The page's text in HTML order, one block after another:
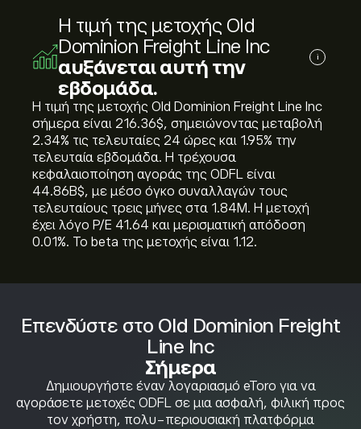
Επενδύστε στο Old Dominion Freight
Line Inc
Σήμερα
Δημιουργήστε έναν λογαριασμό eToro για να
αγοράσετε μετοχές ODFL σε μια ασφαλή, φιλική προς
τον χρήστη, πολυ-περιουσιακή πλατφόρμα
Η τιμή της μετοχής Old
Dominion Freight Line Inc
αυξάνεται αυτή την
εβδομάδα.
i
Η τιμή της μετοχής Old Dominion Freight Line Inc
σήμερα είναι 216.36‎$‎, σημειώνοντας μεταβολή
‎2.34‎% τις τελευταίες 24 ώρες και ‎1.95‎% την
τελευταία εβδομάδα. Η τρέχουσα
κεφαλαιοποίηση αγοράς της ODFL είναι
44.86B‎$‎, με μέσο όγκο συναλλαγών τους
τελευταίους τρεις μήνες στα 1.84M. Η μετοχή
έχει λόγο P/E 41.64 και μερισματική απόδοση
0.01%. Το beta της μετοχής είναι 1.12.